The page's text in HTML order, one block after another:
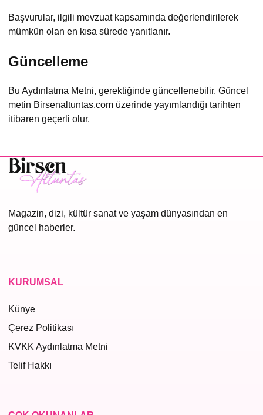
Başvurular, ilgili mevzuat kapsamında değerlendirilerek
mümkün olan en kısa sürede yanıtlanır.
Güncelleme
Bu Aydınlatma Metni, gerektiğinde güncellenebilir. Güncel
metin Birsenaltuntas.com üzerinde yayımlandığı tarihten
itibaren geçerli olur.
Magazin, dizi, kültür sanat ve yaşam dünyasından en
güncel haberler.
KURUMSAL
Künye
Çerez Politikası
KVKK Aydınlatma Metni
Telif Hakkı